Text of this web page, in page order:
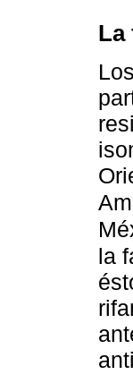
La
la